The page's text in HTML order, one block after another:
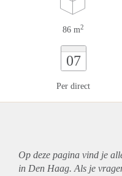
86 m2
07
Per direct
Op deze pagina vind je
in Den Haag. Als je